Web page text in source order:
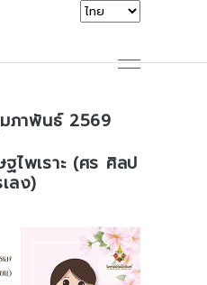
ภาพันธ์ 2569
ไพเราะ (ศร ศิลป
ลง)